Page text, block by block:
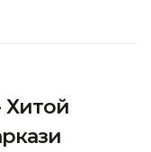
Хитой